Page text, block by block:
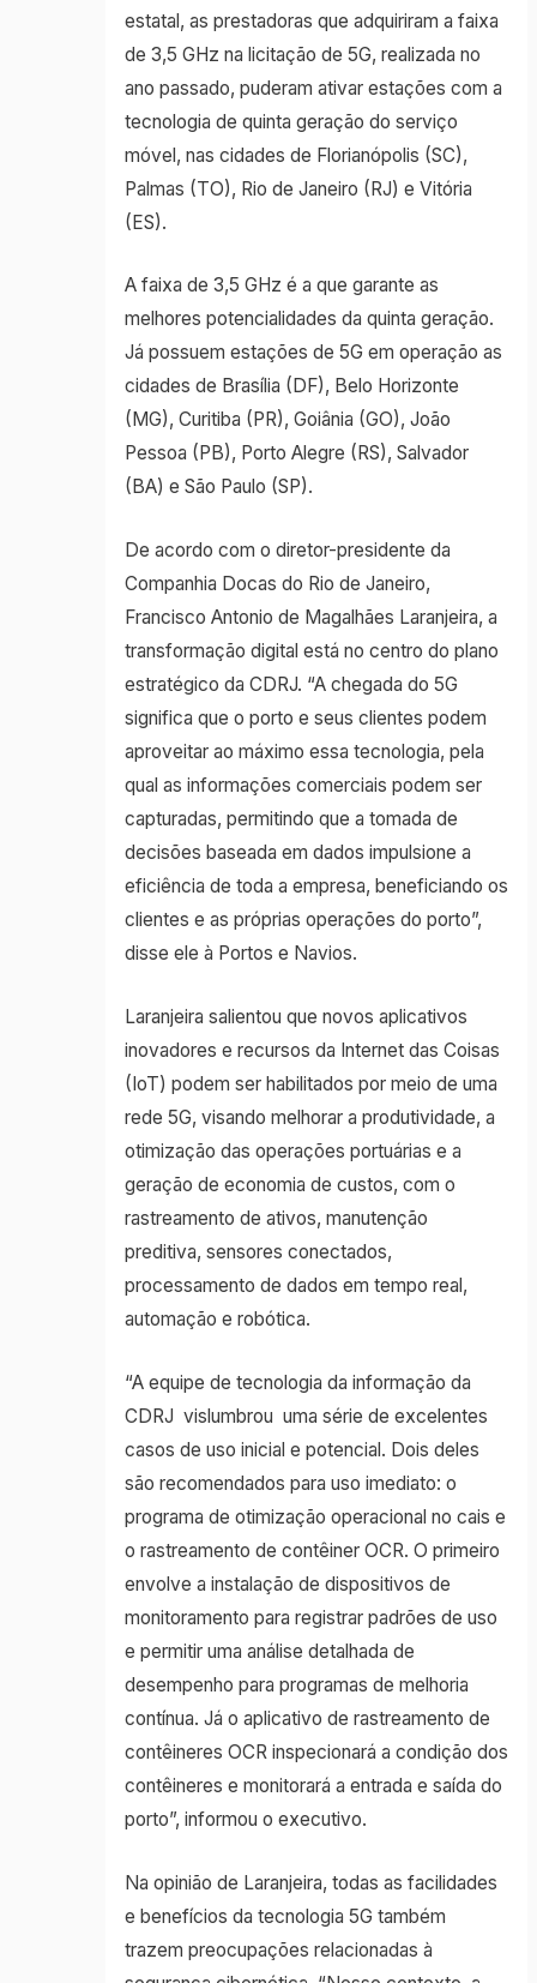
estatal, as prestadoras que adquiriram a faixa
de 3,5 GHz na licitação de 5G, realizada no
ano passado, puderam ativar estações com a
tecnologia de quinta geração do serviço
móvel, nas cidades de Florianópolis (SC),
Palmas (TO), Rio de Janeiro (RJ) e Vitória
(ES).
A faixa de 3,5 GHz é a que garante as
melhores potencialidades da quinta geração.
Já possuem estações de 5G em operação as
cidades de Brasília (DF), Belo Horizonte
(MG), Curitiba (PR), Goiânia (GO), João
Pessoa (PB), Porto Alegre (RS), Salvador
(BA) e São Paulo (SP).
De acordo com o diretor-presidente da
Companhia Docas do Rio de Janeiro,
Francisco Antonio de Magalhães Laranjeira, a
transformação digital está no centro do plano
estratégico da CDRJ. “A chegada do 5G
significa que o porto e seus clientes podem
aproveitar ao máximo essa tecnologia, pela
qual as informações comerciais podem ser
capturadas, permitindo que a tomada de
decisões baseada em dados impulsione a
eficiência de toda a empresa, beneficiando os
clientes e as próprias operações do porto”,
disse ele à Portos e Navios.
Laranjeira salientou que novos aplicativos
inovadores e recursos da Internet das Coisas
(IoT) podem ser habilitados por meio de uma
rede 5G, visando melhorar a produtividade, a
otimização das operações portuárias e a
geração de economia de custos, com o
rastreamento de ativos, manutenção
preditiva, sensores conectados,
processamento de dados em tempo real,
automação e robótica.
“A equipe de tecnologia da informação da
CDRJ vislumbrou uma série de excelentes
casos de uso inicial e potencial. Dois deles
são recomendados para uso imediato: o
programa de otimização operacional no cais e
o rastreamento de contêiner OCR. O primeiro
envolve a instalação de dispositivos de
monitoramento para registrar padrões de uso
e permitir uma análise detalhada de
desempenho para programas de melhoria
contínua. Já o aplicativo de rastreamento de
contêineres OCR inspecionará a condição dos
contêineres e monitorará a entrada e saída do
porto”, informou o executivo.
Na opinião de Laranjeira, todas as facilidades
e benefícios da tecnologia 5G também
trazem preocupações relacionadas à